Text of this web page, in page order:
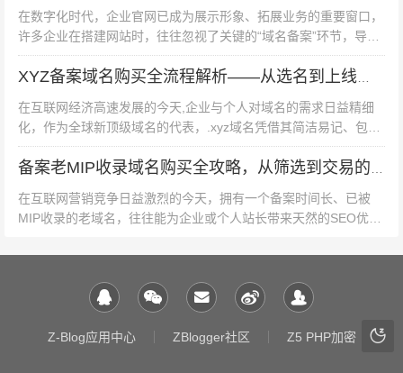
起来，让你的企业网站拥有合法“身份证”，开启数字化发
展的新篇章！
在数字化时代，企业官网已成为展示形象、拓展业务的重要窗口，
许多企业在搭建网站时，往往忽视了关键的“域名备案”环节，导致
网站无法正常上线或面临监管风险，本文将系统解析公司网站域名
备案的完整流程,帮助企业...
在互联网经济高速发展的今天,企业与个人对域名的需求日益精细
化，作为全球新顶级域名的代表，.xyz域名凭借其简洁易记、包容
性强、性价比高等特点，成为众多创业者和数字创新项目的首选，
根据中国相关法规，任何...
在互联网营销竞争日益激烈的今天，拥有一个备案时间长、已被
MIP收录的老域名，往往能为企业或个人站长带来天然的SEO优势
何安全高效地购买到符合需...
Z-Blog应用中心 ZBlogger社区 Z5 PHP加密